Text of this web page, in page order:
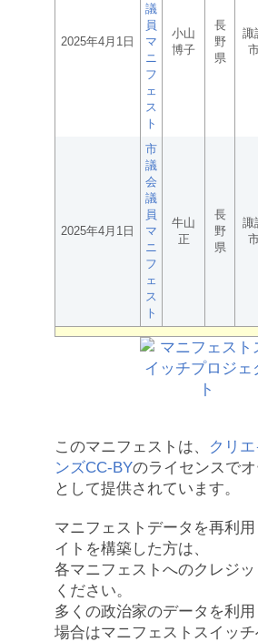
2025年4月1日
議
員
マ
ニ
フ
ェ
ス
ト
小山
博子
長
野
県
諏
2025年4月1日
市
議
会
議
員
マ
ニ
フ
ェ
ス
ト
牛山
正
長
野
県
諏
このマニフェストは、
クリ
ンズCC-BYのライセンスで
として提供されています。
マニフェストデータを再利
イトを構築した方は、
各マニフェストへのクレジ
ください。
多くの政治家のデータを利
場合はマニフェストスイッ